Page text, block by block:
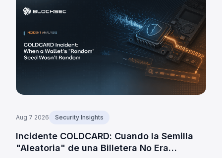
Aug 7 2026 Security Insights
Incidente COLDCARD: Cuando la Semilla
"Aleatoria" de una Billetera No Era